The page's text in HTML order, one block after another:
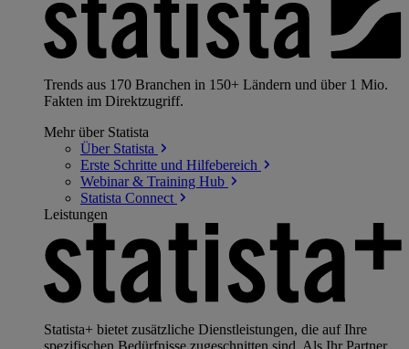
Trends aus 170 Branchen in 150+ Ländern und über 1 Mio.
Fakten im Direktzugriff.
Mehr über Statista
Über Statista
Erste Schritte und Hilfebereich
Webinar & Training Hub
Statista Connect
Leistungen
Statista+ bietet zusätzliche Dienstleistungen, die auf Ihre
spezifischen Bedürfnisse zugeschnitten sind. Als Ihr Partner